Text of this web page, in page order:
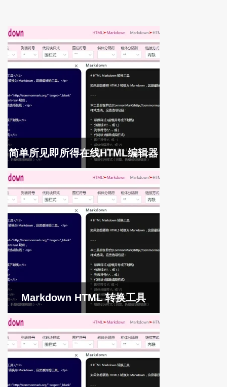
简单所见即所得在线HTML编辑器
Markdown HTML 转换工具